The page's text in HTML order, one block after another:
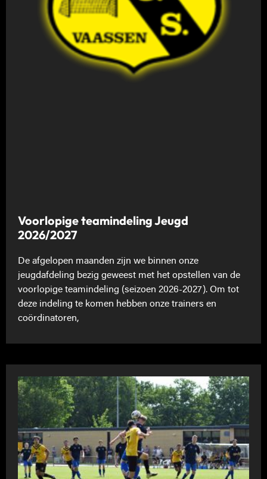
Voorlopige teamindeling Jeugd
2026/2027
De afgelopen maanden zijn we binnen onze
jeugdafdeling bezig geweest met het opstellen van de
voorlopige teamindeling (seizoen 2026-2027). Om tot
deze indeling te komen hebben onze trainers en
coördinatoren,